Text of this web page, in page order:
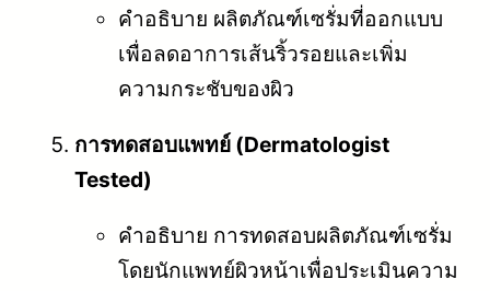
คำอธิบาย ผลิตภัณฑ์เซรั่มที่ออกแบบ
เพื่อลดอาการเส้นริ้วรอยและเพิ่ม
ความกระชับของผิว
การทดสอบแพทย์ (Dermatologist
Tested)
คำอธิบาย การทดสอบผลิตภัณฑ์เซรั่ม
โดยนักแพทย์ผิวหน้าเพื่อประเมินความ